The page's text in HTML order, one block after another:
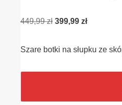
449,99zł 399,99 zł
Szare botki na słupku ze